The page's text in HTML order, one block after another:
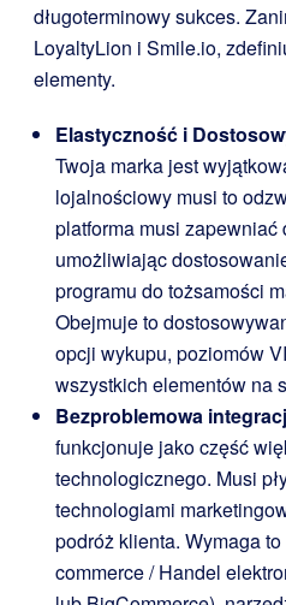
długoterminowy sukces.
LoyaltyLion i Smile.io,
elementy.
Elastyczność i
Twoja marka jest
lojalnościowy musi to
platforma musi zapewniać
umożliwiając
programu do tożsamości
Obejmuje to
opcji wykupu, poziomów
wszystkich elementów na
Bezproblemowa
funkcjonuje jako część
technologicznego. Musi
technologiami
podróż klienta. Wymaga
commerce / Handel